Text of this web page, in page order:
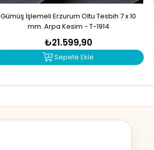
Gümüş İşlemeli Erzurum Oltu Tesbih 7 x 10
mm. Arpa Kesim - T-1914
₺21.599,90
Sepete Ekle